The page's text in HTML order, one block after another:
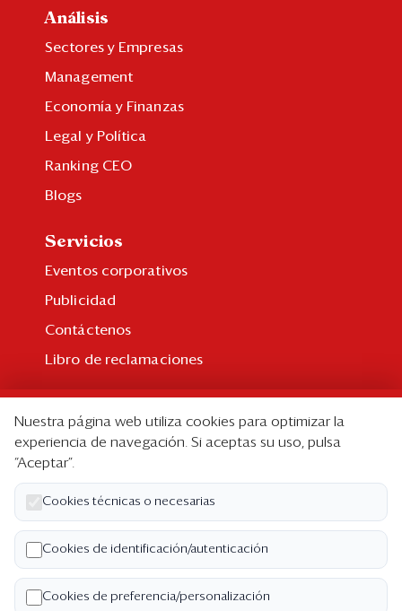
Análisis
Sectores y Empresas
Management
Economía y Finanzas
Legal y Política
Ranking CEO
Blogs
Servicios
Eventos corporativos
Publicidad
Contáctenos
Libro de reclamaciones
Suscripción individual
Paquetes corporativos
Edición Impresa
Nosotros
Quiénes somos
Código de ética
Nuestra página web utiliza cookies para optimizar la
experiencia de navegación. Si aceptas su uso, pulsa
“Aceptar”.
Cookies técnicas o necesarias
Cookies de identificación/autenticación
Cookies de preferencia/personalización